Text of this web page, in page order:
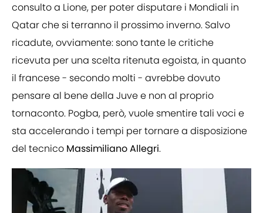
consulto a Lione, per poter disputare i Mondiali in
Qatar che si terranno il prossimo inverno. Salvo
ricadute, ovviamente: sono tante le critiche
ricevuta per una scelta ritenuta egoista, in quanto
il francese - secondo molti - avrebbe dovuto
pensare al bene della Juve e non al proprio
tornaconto. Pogba, però, vuole smentire tali voci e
sta accelerando i tempi per tornare a disposizione
del tecnico Massimiliano Allegri.